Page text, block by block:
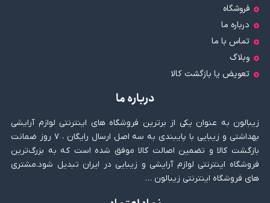
فروشگاه
درباره ما
تماس با ما
وبلاگ
تعویض یا بازگشت کالا
درباره ما
زیبالون به عنوان یکی از برترین فروشگاه های اینترنتی لوازم آرایشی
بهداشتی و زیبایی با پایبندی به سه اصل ارسال رایگان ، ۷ روز ضمانت
بازگشت کالا و تضمین اصالت کالا موفق شده است که به بزرگ‌ترین
فروشگاه اینترنتی لوازم آرایشی و زیبایی در ایران تبدیل شود.مشتری
های فروشگاه اینترنتی زیبالون …